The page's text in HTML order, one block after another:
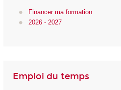
Financer ma formation
2026 - 2027
Emploi du temps